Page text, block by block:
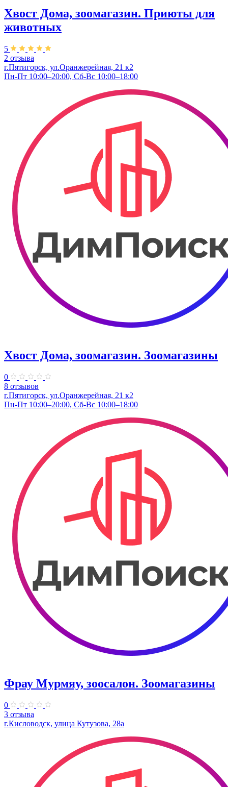
Хвост Дома, зоомагазин. Приюты для
животных
5
2 отзыва
г.Пятигорск, ул.Оранжерейная, 21 к2
Пн-Пт 10:00–20:00, Сб-Вс 10:00–18:00
Хвост Дома, зоомагазин. Зоомагазины
0
8 отзывов
г.Пятигорск, ул.Оранжерейная, 21 к2
Пн-Пт 10:00–20:00, Сб-Вс 10:00–18:00
Фрау Мурмяу, зоосалон. Зоомагазины
0
3 отзыва
г.Кисловодск, улица Кутузова, 28а